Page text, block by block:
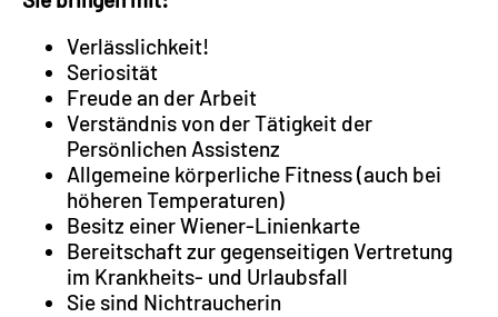
Verlässlichkeit!
Seriosität
Freude an der Arbeit
Verständnis von der Tätigkeit der
Persönlichen Assistenz
Allgemeine körperliche Fitness (auch bei
höheren Temperaturen)
Besitz einer Wiener-Linienkarte
Bereitschaft zur gegenseitigen Vertretung
im Krankheits- und Urlaubsfall
Sie sind Nichtraucherin